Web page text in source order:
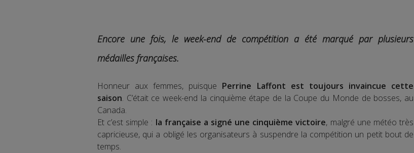
Encore une fois, le week-end de compétition a été marqué par plusieurs
médailles françaises.
Honneur aux femmes, puisque Perrine Laffont est toujours invaincue cette
saison. C’était ce week-end la cinquième étape de la Coupe du Monde de bosses, au
Canada.
Et c’est simple : la française a signé une cinquième victoire, malgré une météo très
capricieuse, qui a obligé les organisateurs à suspendre la compétition un petit bout de
temps.